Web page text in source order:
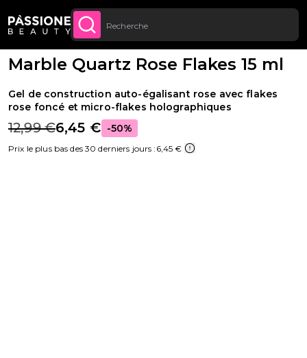
Livraison gratuite sur toutes les commandes à
partir de 70 €.
CONTENU
Fil d'Ariane
Reconstruction de l'ongle
· Gels Monophase et Triphase
Marble Quartz Rose Flakes 15 ml
Gel de construction auto-égalisant rose avec flakes
rose foncé et micro-flakes holographiques
12,99 €6,45 € -50%
Prix le plus bas des 30 derniers jours : 6,45 €